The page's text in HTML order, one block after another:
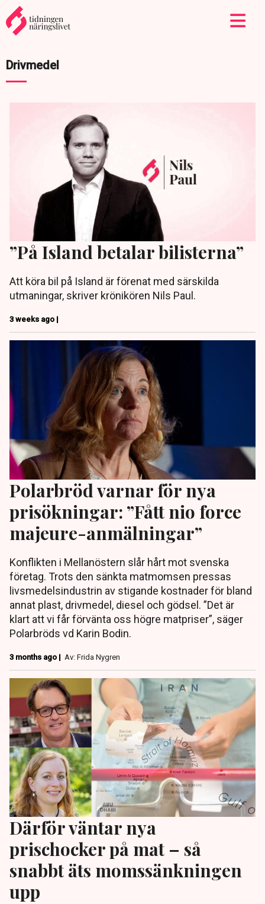
Drivmedel
”På Island betalar bilisterna”
Att köra bil på Island är förenat med särskilda
utmaningar, skriver krönikören Nils Paul.
3 weeks ago |
Polarbröd varnar för nya
prisökningar: ”Fått nio force
majeure-anmälningar”
Konflikten i Mellanöstern slår hårt mot svenska
företag. Trots den sänkta matmomsen pressas
livsmedelsindustrin av stigande kostnader för bland
annat plast, drivmedel, diesel och gödsel. ”Det är
klart att vi får förvänta oss högre matpriser”, säger
Polarbröds vd Karin Bodin.
3 months ago | Av: Frida Nygren
Därför väntar nya
prischocker på mat – så
snabbt äts momssänkningen
upp